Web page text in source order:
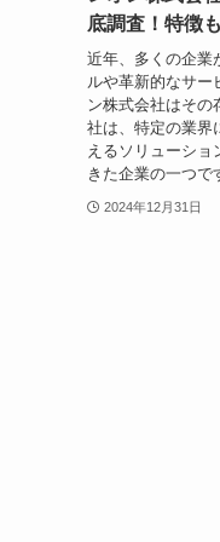
底調査！特徴
近年、多くの企業
ルや革新的なサー
ン株式会社はその
社は、特定の業界
えるソリューショ
きた企業の一つで
2024年12月31日